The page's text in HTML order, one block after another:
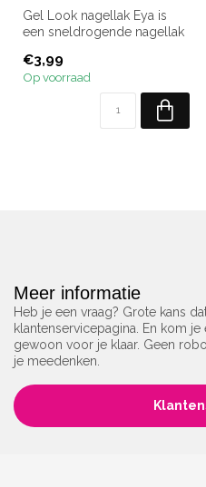
Gel Look nagellak Eya is
een sneldrogende nagellak
Ben je op zoek n...
€3,99
Op voorraad
Meer informatie
Heb je een vraag? Grote kans
klantenservicepagina. En kom je
gewoon voor je klaar. Geen
je meedenken.